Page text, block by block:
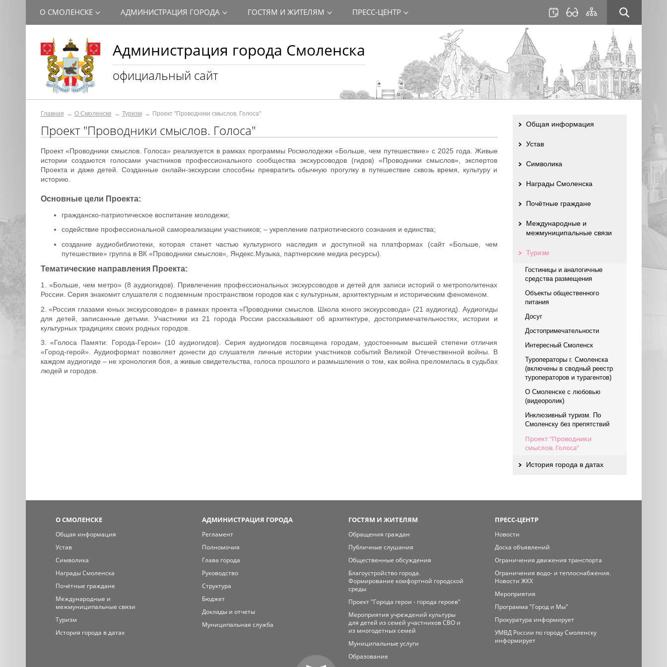
Администрация города Смоленска
официальный сайт
О СМОЛЕНСКЕ АДМИНИСТРАЦИЯ ГОРОДА ГОСТЯМ И ЖИТЕЛЯМ ПРЕСС-ЦЕНТР
Главная О Смоленске Туризм Проект "Проводники смыслов. Голоса"
Проект "Проводники смыслов. Голоса"
Проект «Проводники смыслов. Голоса» реализуется в рамках программы Росмолодежи «Больше, чем путешествие» с 2025 года. Живые
истории создаются голосами участников профессионального сообщества экскурсоводов (гидов) «Проводники смыслов», экспертов
Проекта и даже детей. Созданные онлайн-экскурсии способны превратить обычную прогулку в путешествие сквозь время, культуру и
историю.
Основные цели Проекта:
гражданско-патриотическое воспитание молодежи;
содействие профессиональной самореализации участников; – укрепление патриотического сознания и единства;
создание аудиобиблиотеки, которая станет частью культурного наследия и доступной на платформах (сайт «Больше, чем
путешествие» группа в ВК «Проводники смыслов», Яндекс.Музыка, партнерские медиа ресурсы).
Тематические направления Проекта:
1. «Больше, чем метро» (8 аудиогидов). Привлечение профессиональных экскурсоводов и детей для записи историй о метрополитенах
России. Серия знакомит слушателя с подземным пространством городов как с культурным, архитектурным и историческим феноменом.
2. «Россия глазами юных экскурсоводов» в рамках проекта «Проводники смыслов. Школа юного экскурсовода» (21 аудиогид). Аудиогиды
для детей, записанные детьми. Участники из 21 города России рассказывают об архитектуре, достопримечательностях, истории и
культурных традициях своих родных городов.
3. «Голоса Памяти: Города-Герои» (10 аудиогидов). Серия аудиогидов посвящена городам, удостоенным высшей степени отличия
«Город-герой». Аудиоформат позволяет донести до слушателя личные истории участников событий Великой Отечественной войны. В
каждом аудиогиде – не хронология боя, а живые свидетельства, голоса прошлого и размышления о том, как война преломилась в судьбах
людей и городов.
Общая информация
Устав
Символика
Награды Смоленска
Почётные граждане
Международные и
межмуниципальные связи
Туризм
Гостиницы и аналогичные
средства размещения
Объекты общественного
питания
Досуг
Достопримечательности
Интересный Смоленск
Туроператоры г. Смоленска
(включены в сводный реестр
туроператоров и турагентов)
О Смоленске с любовью
(видеоролик)
Инклюзивный туризм. По
Смоленску без препятствий
Проект "Проводники
смыслов. Голоса"
История города в датах
О СМОЛЕНСКЕ
Общая информация
Устав
Символика
Награды Смоленска
Почётные граждане
Международные и
межмуниципальные связи
Туризм
История города в датах
АДМИНИСТРАЦИЯ ГОРОДА
Регламент
Полномочия
Глава города
Руководство
Структура
Бюджет
Доклады и отчеты
Муниципальная служба
ГОСТЯМ И ЖИТЕЛЯМ
Обращения граждан
Публичные слушания
Общественные обсуждения
Благоустройство города.
Формирование комфортной городской
среды
Проект "Города герои - города героев"
Мероприятия учреждений культуры
для детей из семей участников СВО и
из многодетных семей
Муниципальные услуги
Образование
ПРЕСС-ЦЕНТР
Новости
Доска объявлений
Ограничения движения транспорта
Ограничения водо- и теплоснабжения.
Новости ЖКХ
Мероприятия
Программа "Город и Мы"
Прокуратура информирует
УМВД России по городу Смоленску
информирует